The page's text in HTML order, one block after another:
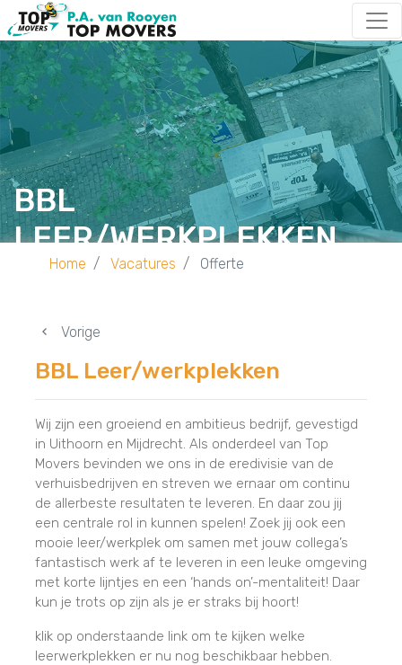
BBL
LEER/WERKPLEKKEN
Home Vacatures Offerte
Vorige
BBL Leer/werkplekken
Wij zijn een groeiend en ambitieus bedrijf, gevestigd
in Uithoorn en Mijdrecht. Als onderdeel van Top
Movers bevinden we ons in de eredivisie van de
verhuisbedrijven en streven we ernaar om continu
de allerbeste resultaten te leveren. En daar zou jij
een centrale rol in kunnen spelen! Zoek jij ook een
mooie leer/werkplek om samen met jouw collega’s
fantastisch werk af te leveren in een leuke omgeving
met korte lijntjes en een ‘hands on’-mentaliteit! Daar
kun je trots op zijn als je er straks bij hoort!
klik op onderstaande link om te kijken welke
leerwerkplekken er nu nog beschikbaar hebben.